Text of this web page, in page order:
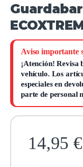
Aviso importante
¡Atención!Revisa
vehículo. Los
especiales en
parte de personal
14,95€